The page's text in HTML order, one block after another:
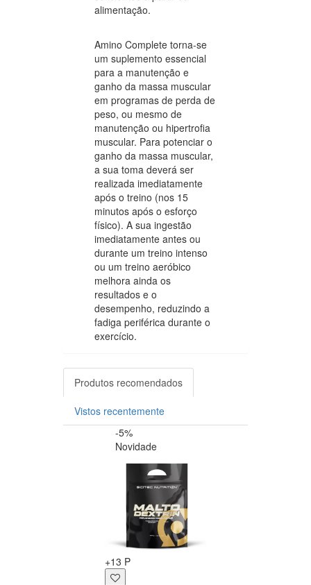
alimentação.
Amino Complete torna-se
um suplemento essencial
para a manutenção e
ganho da massa muscular
em programas de perda de
peso, ou mesmo de
manutenção ou hipertrofia
muscular. Para potenciar o
ganho da massa muscular,
a sua toma deverá ser
realizada imediatamente
após o treino (nos 15
minutos após o esforço
físico). A sua ingestão
imediatamente antes ou
durante um treino intenso
ou um treino aeróbico
melhora ainda os
resultados e o
desempenho, reduzindo a
fadiga periférica durante o
exercício.
Produtos recomendados
Vistos recentemente
-5%
Novidade
+13 P